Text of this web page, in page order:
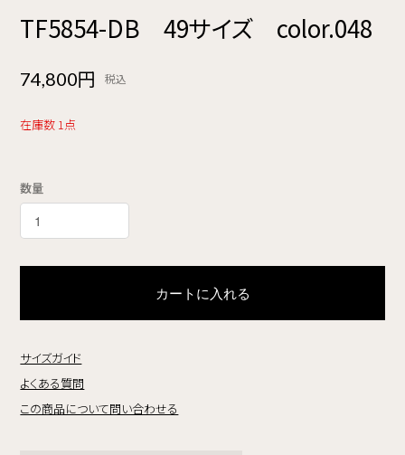
TF5854-DB 49サイズ color.048
74,800円 税込
在庫数 1点
数量
カートに入れる
サイズガイド
よくある質問
この商品について問い合わせる